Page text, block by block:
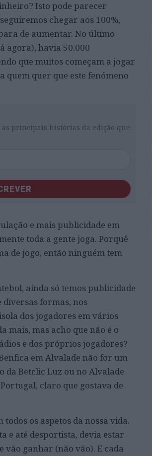
Isto pode parecer
chegar aos 100%,
de aumentar. No último
agora), havia 50.000
que muitos começam a jogar
quem quer que este fenómeno
principais histórias da edição que
e mais publicidade em
toda a gente joga. Porquê
de jogo, então ninguém tem
ainda só temos publicidade
diversas formas, nos
dos jogadores em vários
mais, mas acho que não é o
e dos próprios jogadores?
em Alvalade não for um
da Betclic Luz ou no Alvalade
claro que gostava de
os aspetos da nossa vida.
e até desportista, devia estar
vão ganhar (não vão). E cada